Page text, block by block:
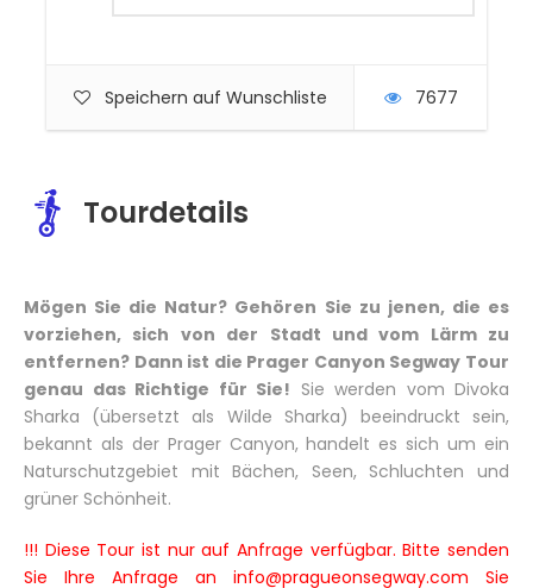
Speichern auf Wunschliste 7677
Tourdetails
Mögen Sie die Natur? Gehören Sie zu jenen, die es
vorziehen, sich von der Stadt und vom Lärm zu
entfernen? Dann ist die Prager Canyon Segway Tour
genau das Richtige für Sie! Sie werden vom Divoka
Sharka (übersetzt als Wilde Sharka) beeindruckt sein,
bekannt als der Prager Canyon, handelt es sich um ein
Naturschutzgebiet mit Bächen, Seen, Schluchten und
grüner Schönheit.
!!! Diese Tour ist nur auf Anfrage verfügbar. Bitte senden
Sie Ihre Anfrage an info@pragueonsegway.com Sie